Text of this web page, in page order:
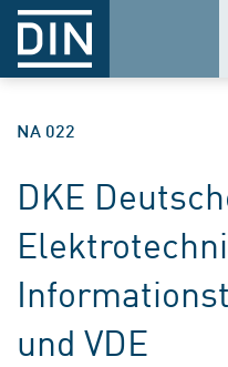
NA 022
DKE
und VDE